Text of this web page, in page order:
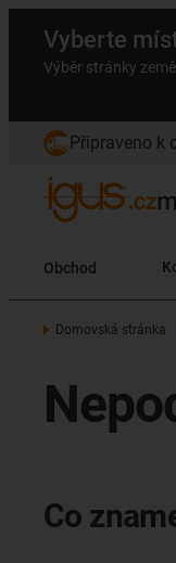
Vyberte
Výběr stránky
Připraveno k
Obchod
Domovská stránka
Co